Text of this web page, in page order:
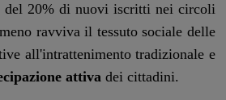
del 20% di nuovi iscritti nei circoli
ravviva il tessuto sociale delle
all'intrattenimento tradizionale e
attivadei cittadini.